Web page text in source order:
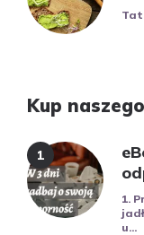
Kup
1.
u...